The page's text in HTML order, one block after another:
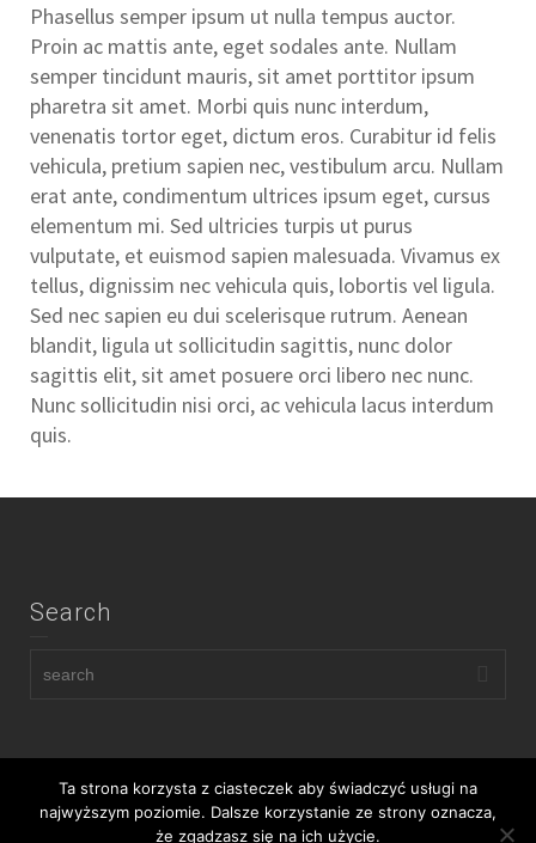
Phasellus semper ipsum ut nulla tempus auctor.
Proin ac mattis ante, eget sodales ante. Nullam
semper tincidunt mauris, sit amet porttitor ipsum
pharetra sit amet. Morbi quis nunc interdum,
venenatis tortor eget, dictum eros. Curabitur id felis
vehicula, pretium sapien nec, vestibulum arcu. Nullam
erat ante, condimentum ultrices ipsum eget, cursus
elementum mi. Sed ultricies turpis ut purus
vulputate, et euismod sapien malesuada. Vivamus ex
tellus, dignissim nec vehicula quis, lobortis vel ligula.
Sed nec sapien eu dui scelerisque rutrum. Aenean
blandit, ligula ut sollicitudin sagittis, nunc dolor
sagittis elit, sit amet posuere orci libero nec nunc.
Nunc sollicitudin nisi orci, ac vehicula lacus interdum
quis.
Search
Ta strona korzysta z ciasteczek aby świadczyć usługi na
najwyższym poziomie. Dalsze korzystanie ze strony oznacza,
że zgadzasz się na ich użycie.